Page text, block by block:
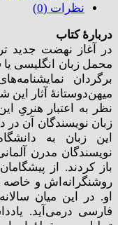
نظرات (0)
دربارۀ کتاب
در آغاز نهضت جدید
محمل زبان انگلیسی
برگردان
میهن‌دوستانۀ آثار این
نظر به اعتبار هنریِ
زبان نویسندگان آن در
این زبان به
نویسندگان مدرن
باز کردند. از
روشنگرانه‌اش و خاصه
او. در این میان
فارسی درمی‌آید.